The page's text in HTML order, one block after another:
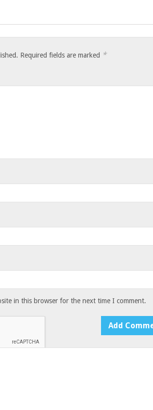
Required fields are marked *
in this browser for the next time I comment.